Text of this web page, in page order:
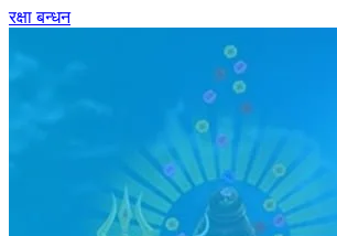
रक्षा बन्धन